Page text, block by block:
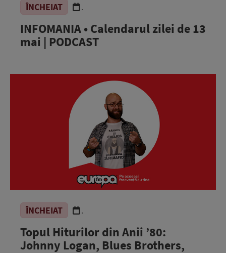
ÎNCHEIAT .
INFOMANIA • Calendarul zilei de 13
mai | PODCAST
ÎNCHEIAT .
Topul Hiturilor din Anii ’80:
Johnny Logan, Blues Brothers,